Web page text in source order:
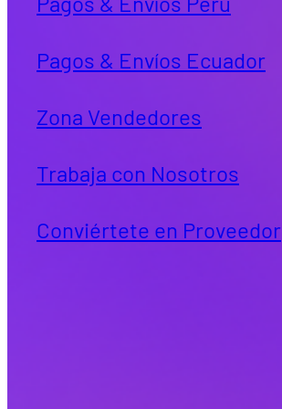
Pagos & Envíos Ecuador
Zona Vendedores
Trabaja con Nosotros
Conviértete en Proveedor